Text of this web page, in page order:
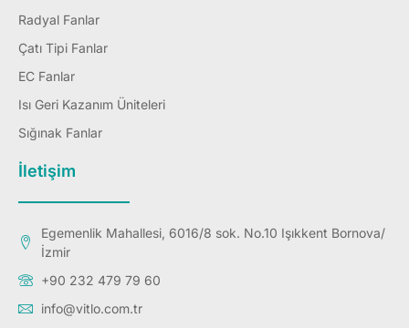
Radyal Fanlar
Çatı Tipi Fanlar
EC Fanlar
Isı Geri Kazanım Üniteleri
Sığınak Fanlar
İletişim
Egemenlik Mahallesi, 6016/8 sok. No.10 Işıkkent Bornova/
İzmir
+90 232 479 79 60
info@vitlo.com.tr